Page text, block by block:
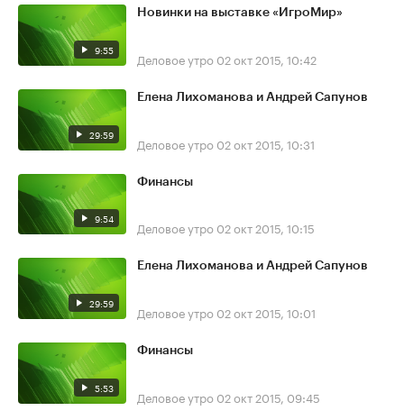
9:55
Новинки на выставке «ИгроМир»
Деловое утро 02 окт 2015, 10:42
29:59
Елена Лихоманова и Андрей Сапунов
Деловое утро 02 окт 2015, 10:31
9:54
Финансы
Деловое утро 02 окт 2015, 10:15
29:59
Елена Лихоманова и Андрей Сапунов
Деловое утро 02 окт 2015, 10:01
5:53
Финансы
Деловое утро 02 окт 2015, 09:45